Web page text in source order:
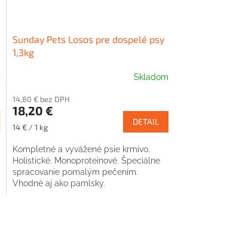
Sunday Pets Losos pre dospelé psy
1,3kg
Skladom
14,80 € bez DPH
18,20 €
Jednotková
14 € / 1 kg
DETAIL
Kompletné a vyvážené psie krmivo.
Holistické. Monoproteinové. Špeciálne
spracovanie pomalým pečením.
Vhodné aj ako pamlsky.